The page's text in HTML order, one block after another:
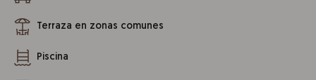
Terraza en zonas comunes
Piscina